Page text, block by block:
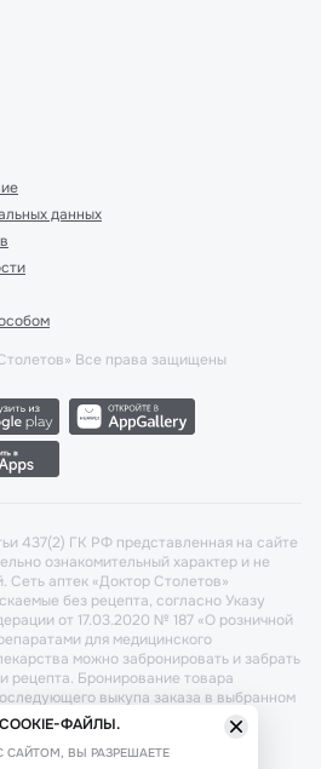
данных
Все права защищены
437(2) ГК РФ представленная на сайте
ознакомительный характер и не
Сеть аптек «Доктор Столетов»
без рецепта, согласно Указу
от 17.03.2020 № 187 «О розничной
для медицинского
можно забронировать и забрать
рецепта. Бронирование товара
выкупа заказа в выбранном
22 декабря 2020г. Разрешение
ФАЙЛЫ.
САЙТОМ, ВЫ РАЗРЕШАЕТЕ